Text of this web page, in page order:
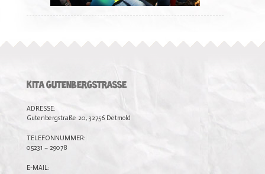
KITA GUTENBERGSTRASSE
ADRESSE:
Gutenbergstraße 20, 32756 Detmold
TELEFONNUMMER:
05231 – 29078
E-MAIL: